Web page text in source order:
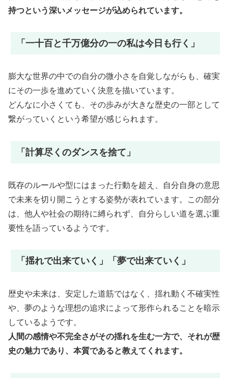
持つという深いメッセージが込められています。
「一十百と千万億分の一の私は今日も行く」
膨大な世界の中での自分の微小さを自覚しながらも、確実
にその一歩を進めていく決意を描いています。
どんなに小さくても、その歩みが大きな歴史の一部として
繋がっていくという希望が感じられます。
「計算尽くのダンスを捨て」
既存のルールや型にはまった行動を超え、自分自身の意思
で未来を切り開こうとする姿勢が表れています。この部分
は、他人や社会の期待に縛られず、自分らしい道を選ぶ重
要性を語っているようです。
「揺れで出来ていく」「夢で出来ていく」
歴史や未来は、安定した道筋ではなく、揺れ動く不確実性
や、夢のような理想の追求によって形作られることを暗示
しているようです。
人間の感情や不完全さがその揺れを生む一方で、それが歴
史の魅力であり、本質であると教えてくれます。